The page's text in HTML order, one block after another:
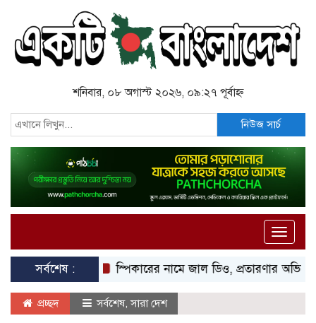
শনিবার, ০৮ অগাস্ট ২০২৬, ০৯:২৭ পূর্বাহ্ন
নিউজ সার্চ
Toggle
সর্বশেষ : স্পিকারের নামে জাল ডিও, প্রতারণার অভিযোগে
প্রচ্ছদ সর্বশেষ,সারা দেশ